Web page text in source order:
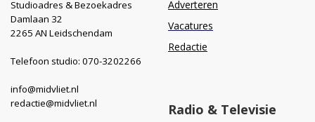
Studioadres & Bezoekadres
Damlaan 32
2265 AN Leidschendam
Telefoon studio: 070-3202266
info@midvliet.nl
redactie@midvliet.nl
Adverteren
Vacatures
Redactie
Radio & Televisie